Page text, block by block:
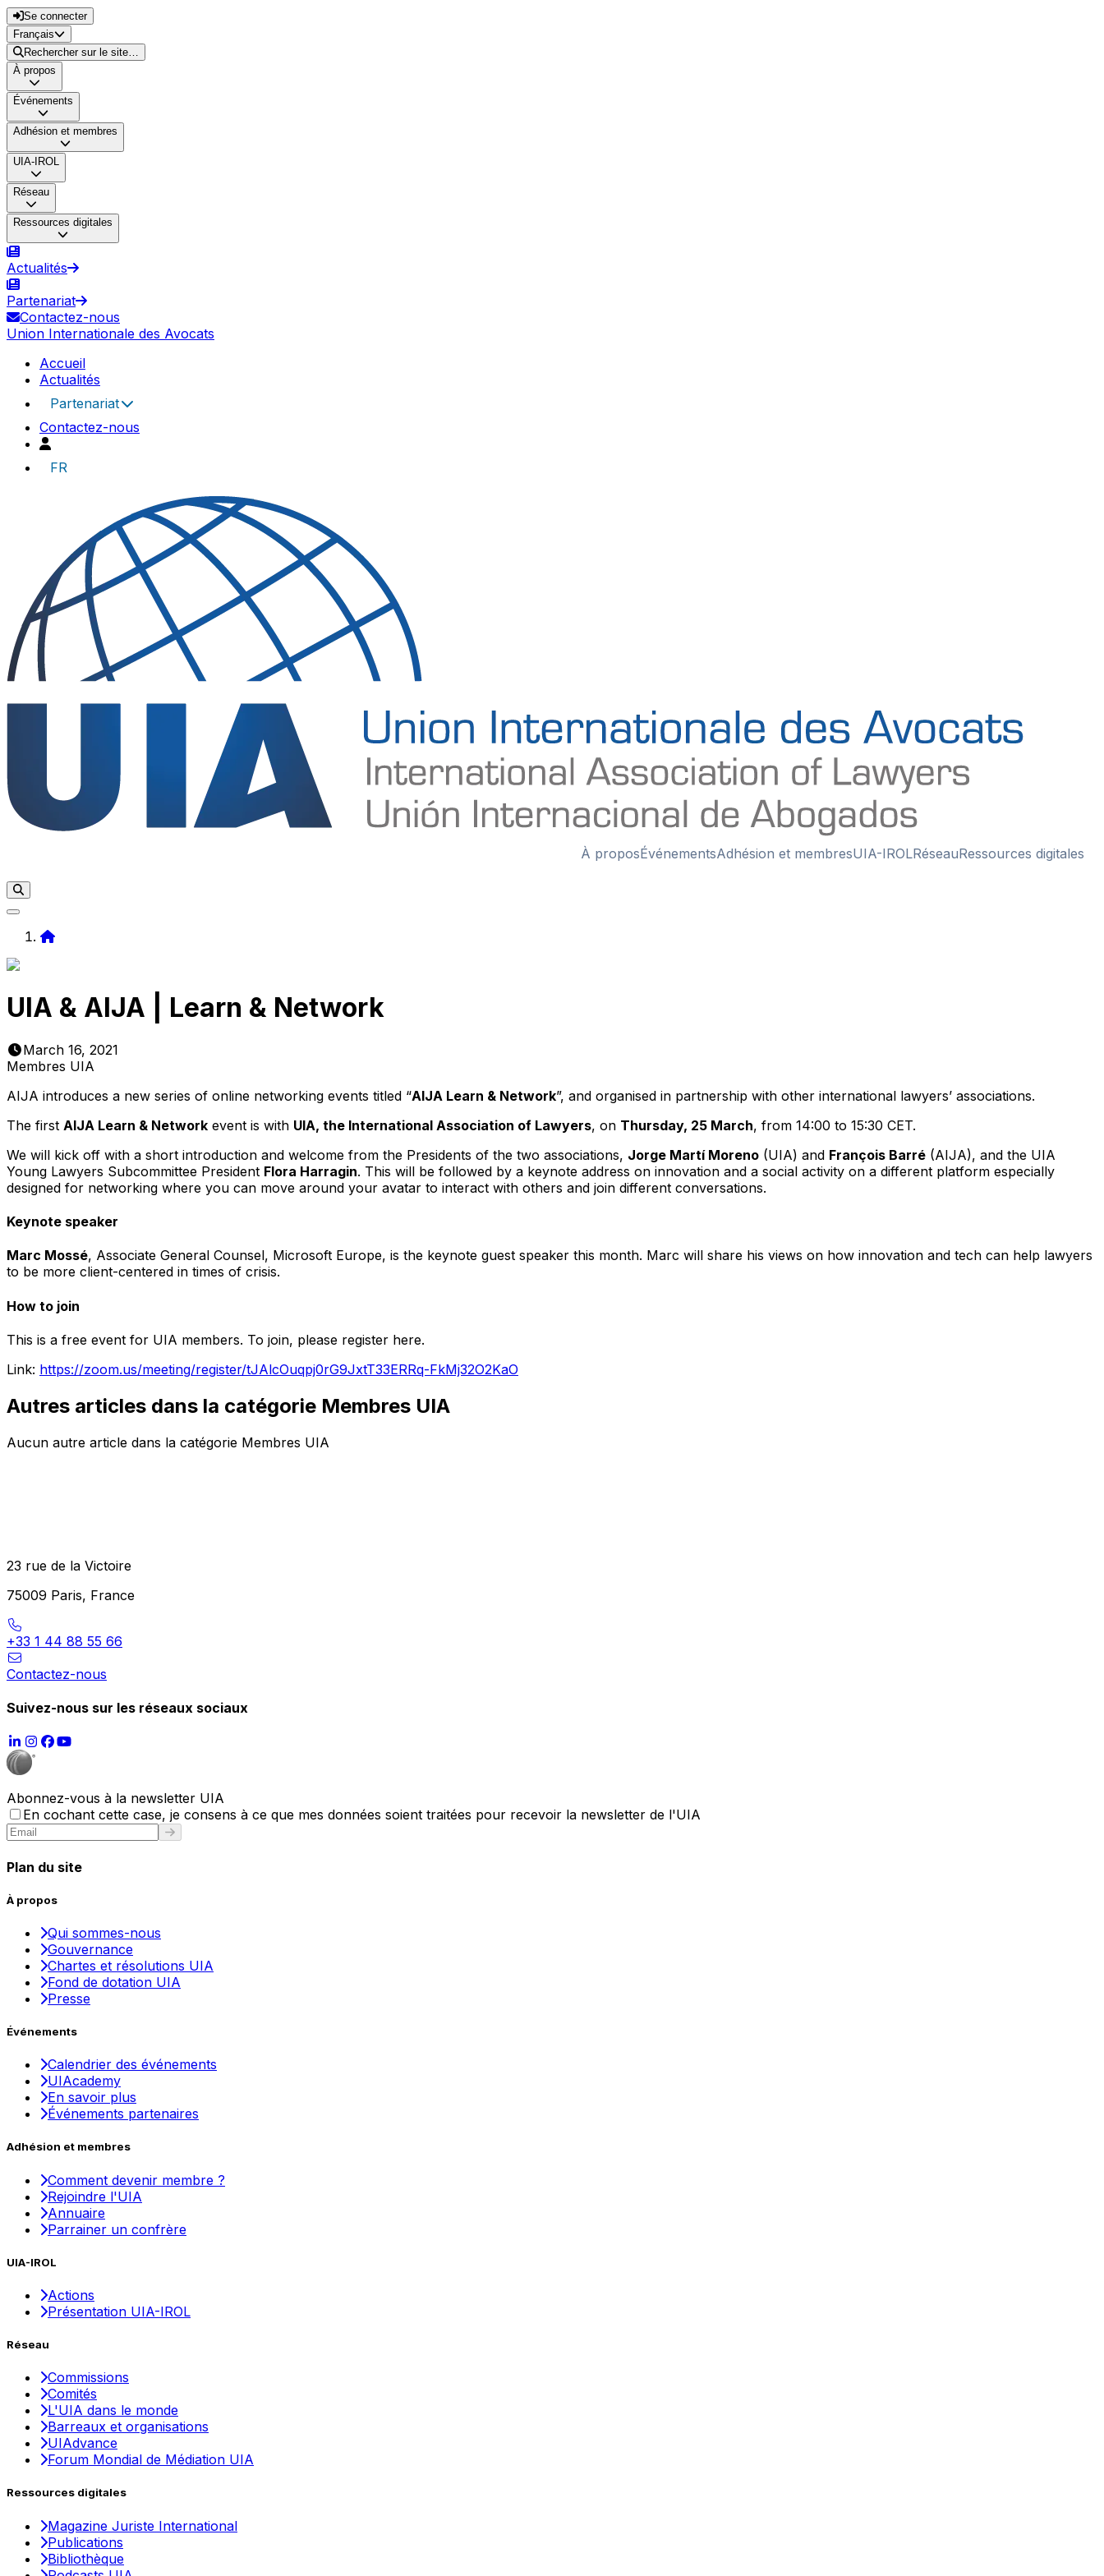
Se connecter
Français
Rechercher sur le site…
À propos
Événements
Adhésion et membres
UIA-IROL
Réseau
Ressources digitales
Actualités
Partenariat
Contactez-nous
Union Internationale des Avocats
Accueil
Actualités
Partenariat
Contactez-nous
FR
À proposÉvénementsAdhésion et membresUIA-IROLRéseauRessources digitales
UIA & AIJA | Learn & Network
March 16, 2021
Membres UIA
AIJA introduces a new series of online networking events titled “AIJA Learn & Network”, and organised in partnership with other international lawyers’ associations.
The first AIJA Learn & Network event is with UIA, the International Association of Lawyers, on Thursday, 25 March, from 14:00 to 15:30 CET.
We will kick off with a short introduction and welcome from the Presidents of the two associations, Jorge Martí Moreno (UIA) and François Barré (AIJA), and the UIA
Young Lawyers Subcommittee President Flora Harragin. This will be followed by a keynote address on innovation and a social activity on a different platform especially
designed for networking where you can move around your avatar to interact with others and join different conversations.
Keynote speaker
Marc Mossé, Associate General Counsel, Microsoft Europe, is the keynote guest speaker this month. Marc will share his views on how innovation and tech can help lawyers
to be more client-centered in times of crisis.
How to join
This is a free event for UIA members. To join, please register here.
Link: https://zoom.us/meeting/register/tJAlcOuqpj0rG9JxtT33ERRq-FkMj32O2KaO
Autres articles dans la catégorie Membres UIA
Aucun autre article dans la catégorie Membres UIA
23 rue de la Victoire
75009 Paris, France
+33 1 44 88 55 66
Contactez-nous
Suivez-nous sur les réseaux sociaux
Abonnez-vous à la newsletter UIA
En cochant cette case, je consens à ce que mes données soient traitées pour recevoir la newsletter de l'UIA
Plan du site
À propos
Qui sommes-nous
Gouvernance
Chartes et résolutions UIA
Fond de dotation UIA
Presse
Événements
Calendrier des événements
UIAcademy
En savoir plus
Événements partenaires
Adhésion et membres
Comment devenir membre ?
Rejoindre l'UIA
Annuaire
Parrainer un confrère
UIA-IROL
Actions
Présentation UIA-IROL
Réseau
Commissions
Comités
L'UIA dans le monde
Barreaux et organisations
UIAdvance
Forum Mondial de Médiation UIA
Ressources digitales
Magazine Juriste International
Publications
Bibliothèque